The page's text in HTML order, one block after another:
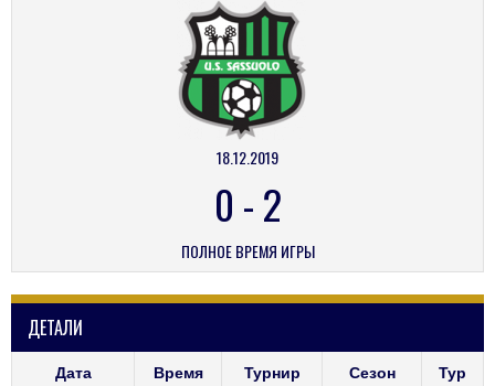
18.12.2019
0 -2
ПОЛНОЕ ВРЕМЯ ИГРЫ
ДЕТАЛИ
Дата Время Турнир Сезон Тур